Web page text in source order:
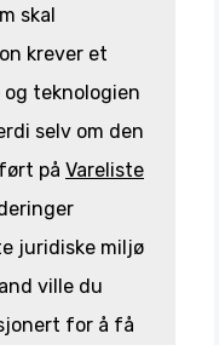
skal
krever et
og teknologien
selv om den
på Vareliste
juridiske miljø
ville du
for å få